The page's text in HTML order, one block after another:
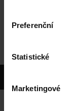
Preferenční
Statistické
Marketingové